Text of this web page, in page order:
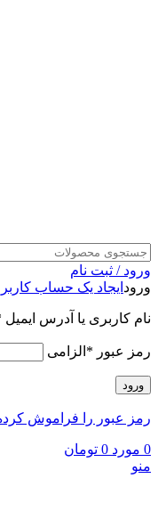
ورود / ثبت نام
ورود ایجاد یک حساب
نام کاربری یا آدرس ایمیل
رمز عبور * الزامی
ورود
رمز عبور را فراموش
0 مورد 0 تومان
منو